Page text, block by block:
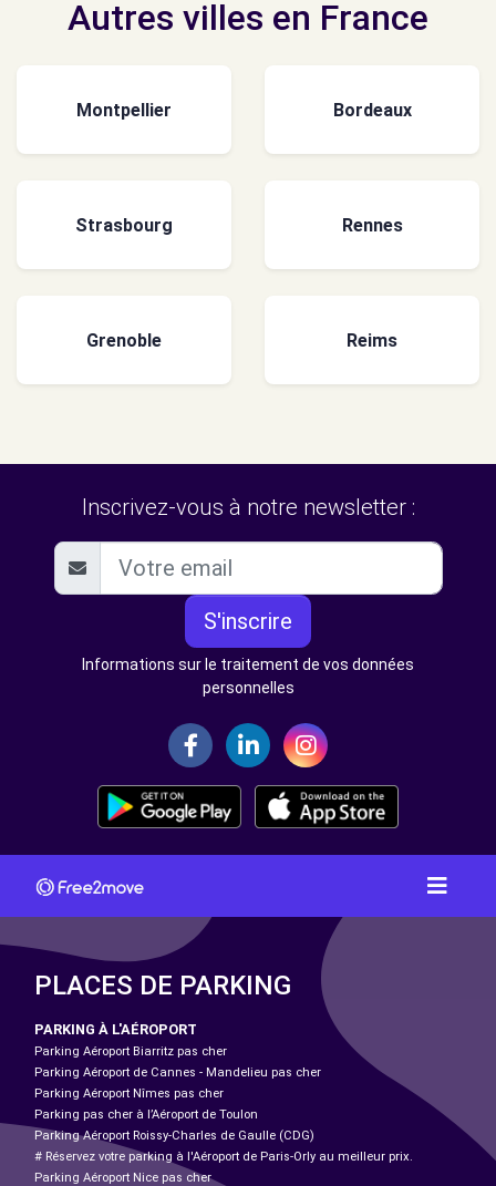
Autres villes en France
Montpellier Bordeaux
Strasbourg Rennes
Grenoble Reims
Inscrivez-vous à notre newsletter :
S'inscrire
Informations sur le traitement de vos données
personnelles
PLACES DE PARKING
PARKING À L'AÉROPORT
Parking Aéroport Biarritz pas cher
Parking Aéroport de Cannes - Mandelieu pas cher
Parking Aéroport Nîmes pas cher
Parking pas cher à l’Aéroport de Toulon
Parking Aéroport Roissy-Charles de Gaulle (CDG)
# Réservez votre parking à l'Aéroport de Paris-Orly au meilleur prix.
Parking Aéroport Nice pas cher